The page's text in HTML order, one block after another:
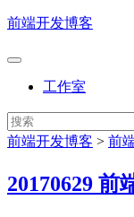
前端开发博客
工作室
前端开发博客 > 前
20170629 前